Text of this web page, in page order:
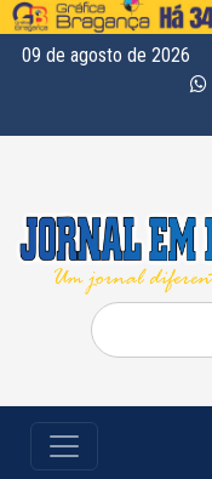
09 de agosto de 2026
Pesquisar
por: